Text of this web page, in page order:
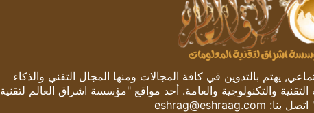
يهتم بالتدوين في كافة المجالات ومنها المجال التقني والذكاء
والتكنولوجية والعامة. أحد مواقع "مؤسسة اشراق العالم لتقنية
اتصل بنا: eshrag@eshraag.com